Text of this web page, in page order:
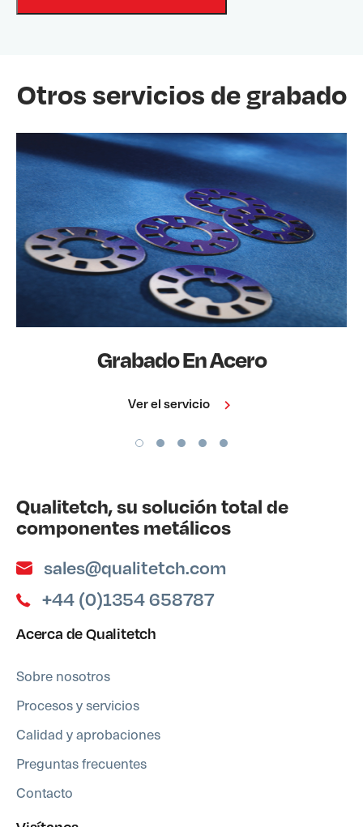
Otros servicios de grabado
Grabado En Acero
Ver el servicio
Qualitetch, su solución total de
componentes metálicos
sales@qualitetch.com
+44 (0)1354 658787
Acerca de Qualitetch
Sobre nosotros
Procesos y servicios
Calidad y aprobaciones
Preguntas frecuentes
Contacto